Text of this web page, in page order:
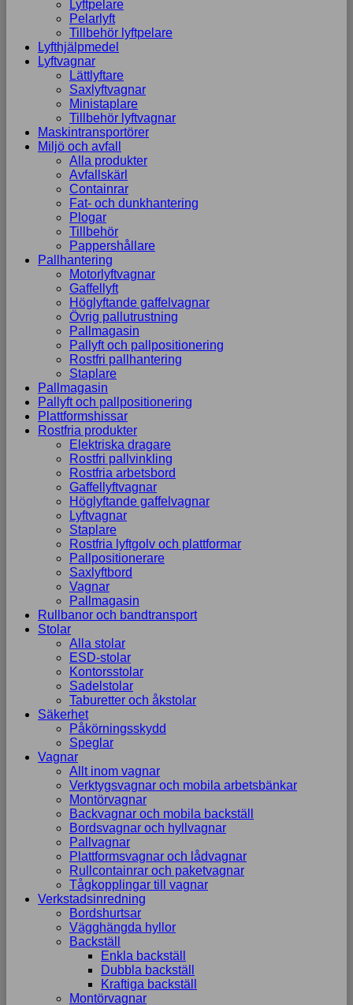
Lyftpelare
Pelarlyft
Tillbehör lyftpelare
Lyfthjälpmedel
Lyftvagnar
Lättlyftare
Saxlyftvagnar
Ministaplare
Tillbehör lyftvagnar
Maskintransportörer
Miljö och avfall
Alla produkter
Avfallskärl
Containrar
Fat- och dunkhantering
Plogar
Tillbehör
Pappershållare
Pallhantering
Motorlyftvagnar
Gaffellyft
Höglyftande gaffelvagnar
Övrig pallutrustning
Pallmagasin
Pallyft och pallpositionering
Rostfri pallhantering
Staplare
Pallmagasin
Pallyft och pallpositionering
Plattformshissar
Rostfria produkter
Elektriska dragare
Rostfri pallvinkling
Rostfria arbetsbord
Gaffellyftvagnar
Höglyftande gaffelvagnar
Lyftvagnar
Staplare
Rostfria lyftgolv och plattformar
Pallpositionerare
Saxlyftbord
Vagnar
Pallmagasin
Rullbanor och bandtransport
Stolar
Alla stolar
ESD-stolar
Kontorsstolar
Sadelstolar
Taburetter och åkstolar
Säkerhet
Påkörningsskydd
Speglar
Vagnar
Allt inom vagnar
Verktygsvagnar och mobila arbetsbänkar
Montörvagnar
Backvagnar och mobila backställ
Bordsvagnar och hyllvagnar
Pallvagnar
Plattformsvagnar och lådvagnar
Rullcontainrar och paketvagnar
Tågkopplingar till vagnar
Verkstadsinredning
Bordshurtsar
Vägghängda hyllor
Backställ
Enkla backställ
Dubbla backställ
Kraftiga backställ
Montörvagnar